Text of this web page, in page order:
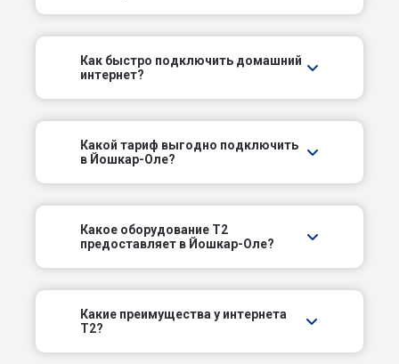
Новый пер
Оршанское шоссе
Первомайский пер
Пионерский пер
Прибрежный пр-д
Пролетарский пер
Профсоюзный проезд
Как быстро подключить домашний
интернет?
Какой тариф выгодно подключить
в Йошкар-Оле?
Какое оборудование T2
предоставляет в Йошкар-Оле?
Какие преимущества у интернета
T2?